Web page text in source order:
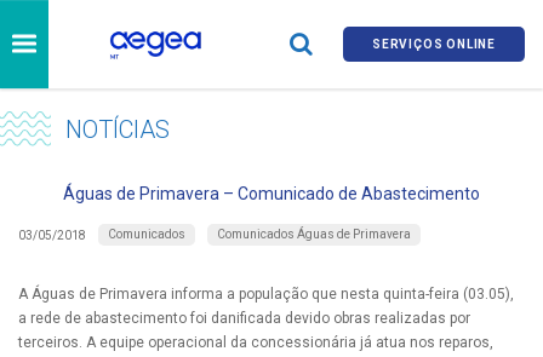
SERVIÇOS ONLINE
NOTÍCIAS
Águas de Primavera – Comunicado de Abastecimento
03/05/2018 Comunicados Comunicados Águas de Primavera
A Águas de Primavera informa a população que nesta quinta-feira (03.05),
a rede de abastecimento foi danificada devido obras realizadas por
terceiros. A equipe operacional da concessionária já atua nos reparos,